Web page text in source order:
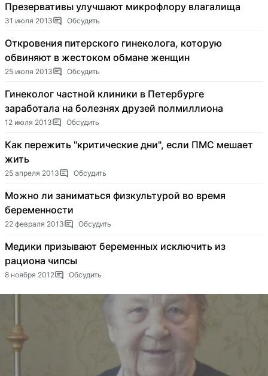
Презервативы улучшают микрофлору влагалища
31 июля 2013 Обсудить
Откровения питерского гинеколога, которую
обвиняют в жестоком обмане женщин
25 июля 2013 Обсудить
Гинеколог частной клиники в Петербурге
заработала на болезнях друзей полмиллиона
12 июля 2013 Обсудить
Как пережить "критические дни", если ПМС мешает
жить
25 апреля 2013 Обсудить
Можно ли заниматься физкультурой во время
беременности
22 февраля 2013 Обсудить
Медики призывают беременных исключить из
рациона чипсы
8 ноября 2012 Обсудить